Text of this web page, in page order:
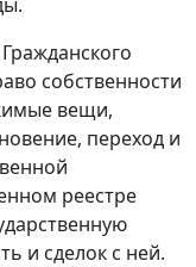
собственности
вещи,
переход и
реестре
и сделок с ней.